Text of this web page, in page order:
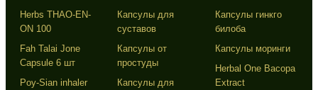
Herbs THAO-EN-
ON 100
Fah Talai Jone
Capsule 6 шт
Poy-Sian inhaler
Капсулы для
суставов
Капсулы от
простуды
Капсулы для
Капсулы гинкго
билоба
Капсулы моринги
Herbal One Bacopa
Extract